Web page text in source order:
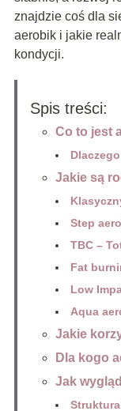
znajdzie coś dla
aerobik i jakie
kondycji.
Spis treści:
Co to jest
Jakie są
Step
TBC –
Fat
Low
Aqua
Jakie
Dla kogo
Jak